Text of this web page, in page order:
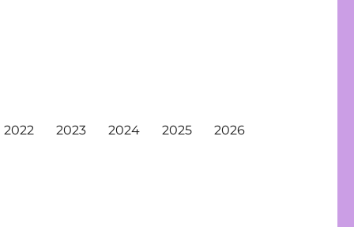
2022 2023 2024 2025 2026